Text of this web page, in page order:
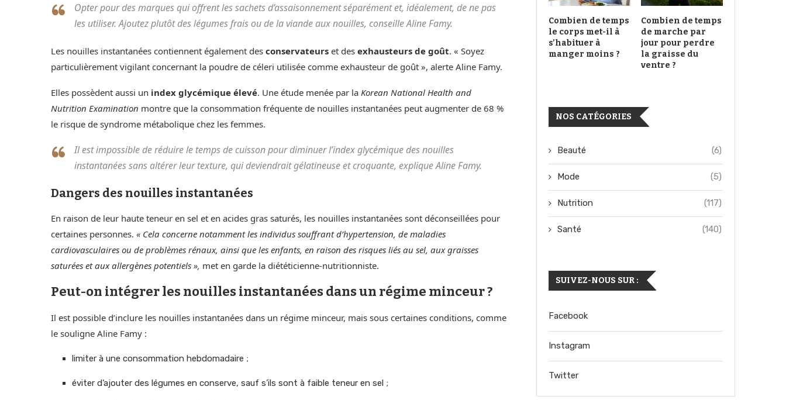
Opter pour des marques qui offrent les sachets d’assaisonnement séparément et, idéalement, de ne pas
les utiliser. Ajoutez plutôt des légumes frais ou de la viande aux nouilles, conseille Aline Famy.
Les nouilles instantanées contiennent également des conservateurs et des exhausteurs de goût. « Soyez
particulièrement vigilant concernant la poudre de céleri utilisée comme exhausteur de goût », alerte Aline Famy.
Elles possèdent aussi un index glycémique élevé. Une étude menée par la Korean National Health and
Nutrition Examination montre que la consommation fréquente de nouilles instantanées peut augmenter de 68 %
le risque de syndrome métabolique chez les femmes.
Il est impossible de réduire le temps de cuisson pour diminuer l’index glycémique des nouilles
instantanées sans altérer leur texture, qui deviendrait gélatineuse et croquante, explique Aline Famy.
Dangers des nouilles instantanées
En raison de leur haute teneur en sel et en acides gras saturés, les nouilles instantanées sont déconseillées pour
certaines personnes. « Cela concerne notamment les individus souffrant d’hypertension, de maladies
cardiovasculaires ou de problèmes rénaux, ainsi que les enfants, en raison des risques liés au sel, aux graisses
saturées et aux allergènes potentiels », met en garde la diététicienne-nutritionniste.
Peut-on intégrer les nouilles instantanées dans un régime minceur ?
Il est possible d’inclure les nouilles instantanées dans un régime minceur, mais sous certaines conditions, comme
le souligne Aline Famy :
limiter à une consommation hebdomadaire ;
éviter d’ajouter des légumes en conserve, sauf s’ils sont à faible teneur en sel ;
Combien de temps
le corps met-il à
s’habituer à
manger moins ?
Combien de temps
de marche par
jour pour perdre
la graisse du
ventre ?
NOS CATÉGORIES
Beauté (6)
Mode (5)
Nutrition (117)
Santé (140)
SUIVEZ-NOUS SUR :
Facebook
Instagram
Twitter